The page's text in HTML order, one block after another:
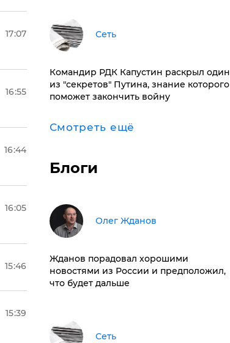
17:07
16:55
16:44
16:05
15:46
15:39
Сеть
Командир РДК Капустин раскрыл один
из "секретов" Путина, знание которого
поможет закончить войну
Смотреть ещё
Блоги
Олег Жданов
Жданов порадовал хорошими
новостями из России и предположил,
что будет дальше
Сеть